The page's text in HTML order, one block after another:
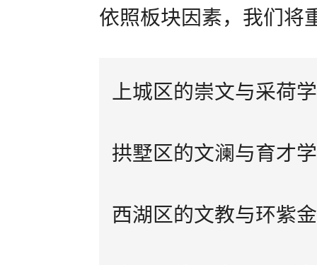
依照板块因素，我们将
上城区的崇文与采荷
拱墅区的文澜与育才
西湖区的文教与环紫